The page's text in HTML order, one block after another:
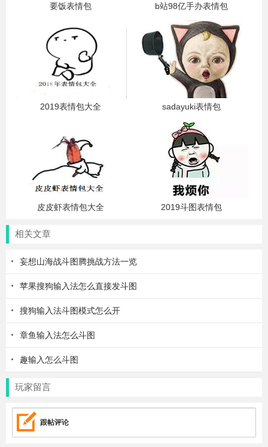
要饭表情包 b站98亿手办表情包
2019表情包大全 sadayuki表情包
皮皮虾表情包大全 2019斗图表情包
相关文章
妄想山海战斗图腾挑战方法一览
苹果搜狗输入法怎么直接发斗图
搜狗输入法斗图模式怎么开
章鱼输入法怎么斗图
趣输入怎么斗图
玩家留言
跟帖评论